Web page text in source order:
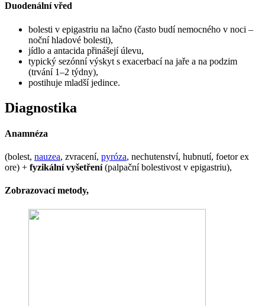
Duodenální vřed
bolesti v epigastriu na lačno (často budí nemocného v noci –
noční hladové bolesti),
jídlo a antacida přinášejí úlevu,
typický sezónní výskyt s exacerbací na jaře a na podzim
(trvání 1–2 týdny),
postihuje mladší jedince.
Diagnostika
Anamnéza
(bolest, nauzea, zvracení, pyróza, nechutenství, hubnutí, foetor ex
ore) + fyzikální vyšetření(palpační bolestivost v epigastriu),
Zobrazovací metody,